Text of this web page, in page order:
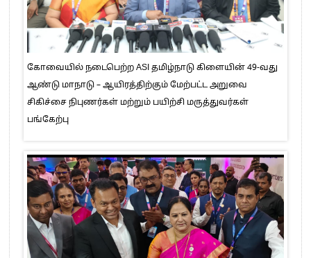
கோவையில் நடைபெற்ற ASI தமிழ்நாடு கிளையின் 49-வது
ஆண்டு மாநாடு – ஆயிரத்திற்கும் மேற்பட்ட அறுவை
சிகிச்சை நிபுணர்கள் மற்றும் பயிற்சி மருத்துவர்கள்
பங்கேற்பு